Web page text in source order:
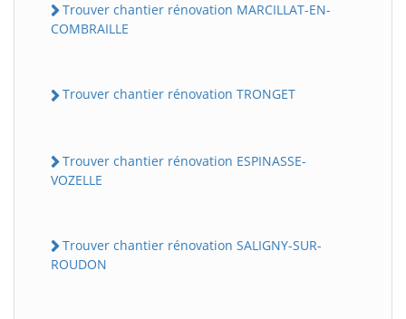
Trouver chantier rénovation MARCILLAT-EN-
COMBRAILLE
Trouver chantier rénovation TRONGET
Trouver chantier rénovation ESPINASSE-
VOZELLE
Trouver chantier rénovation SALIGNY-SUR-
ROUDON